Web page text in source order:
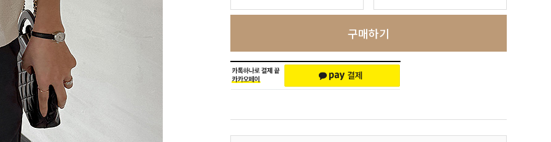
구매하기